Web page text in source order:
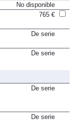
No disponible
765 €
De serie
De serie
De serie
De serie